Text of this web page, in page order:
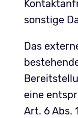
sonstige
Das
eine
Art. 6 Abs.